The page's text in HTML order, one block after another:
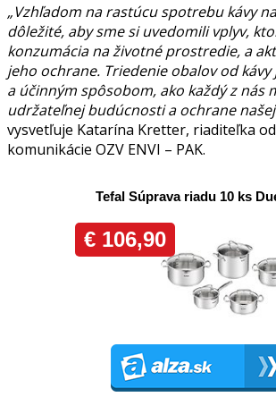
„Vzhľadom na rastúcu spotrebu kávy
dôležité, aby sme si uvedomili vplyv,
konzumácia na životné prostredie, a
jeho ochrane. Triedenie obalov od
a účinným spôsobom, ako každý z nás
udržateľnej budúcnosti a ochrane
vysvetľuje Katarína Kretter, riaditeľka
komunikácie OZV ENVI – PAK.